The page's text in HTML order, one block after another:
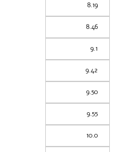
8.19
8.46
9.1
9.42
9.50
9.55
10.0